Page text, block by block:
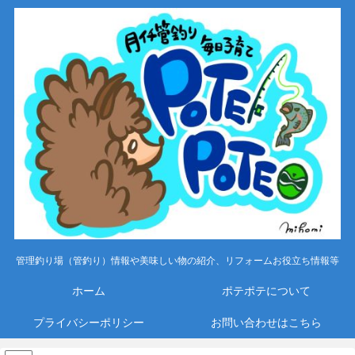
管理釣り場（管釣り）情報や美味しい物の紹介、リフォームお役立ち情報等
ホーム ポテポテについて
プライバシーポリシー お問い合わせはこちら